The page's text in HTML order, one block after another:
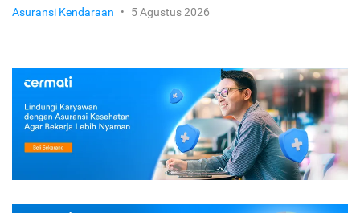
Asuransi Kendaraan • 5 Agustus 2026